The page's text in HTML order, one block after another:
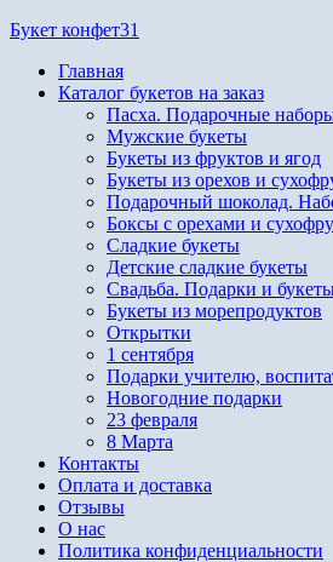
Перейти
содержимому
Букет конфет31
Главная
Каталог букетов на заказ
Пасха. Подарочные
Мужские букеты
Букеты из фруктов и ягод
Букеты из орехов и
Подарочный шоколад.
Боксы с орехами и
Сладкие букеты
Детские сладкие букеты
Свадьба. Подарки и
Букеты из морепродуктов
Открытки
1 сентября
Подарки учителю,
Новогодние подарки
23 февраля
8 Марта
Контакты
Оплата и доставка
Отзывы
О нас
Политика конфиденциальности